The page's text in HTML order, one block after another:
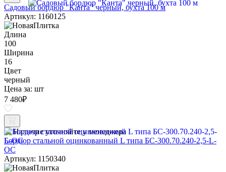
Садовый бордюр "Канта" черный, бухта 100 м
Артикул: 1160125
Длина
100
Ширина
16
Цвет
черный
Цена за: шт
7 480₽
Наличие уточняйте у менеджера
Бордюр стальной оцинкованный L типа БС-300.70.240-2,5-L-
ОС
Артикул: 1150340